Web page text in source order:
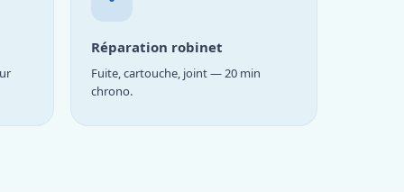
Réparation robinet
Fuite, cartouche, joint — 20 min
chrono.